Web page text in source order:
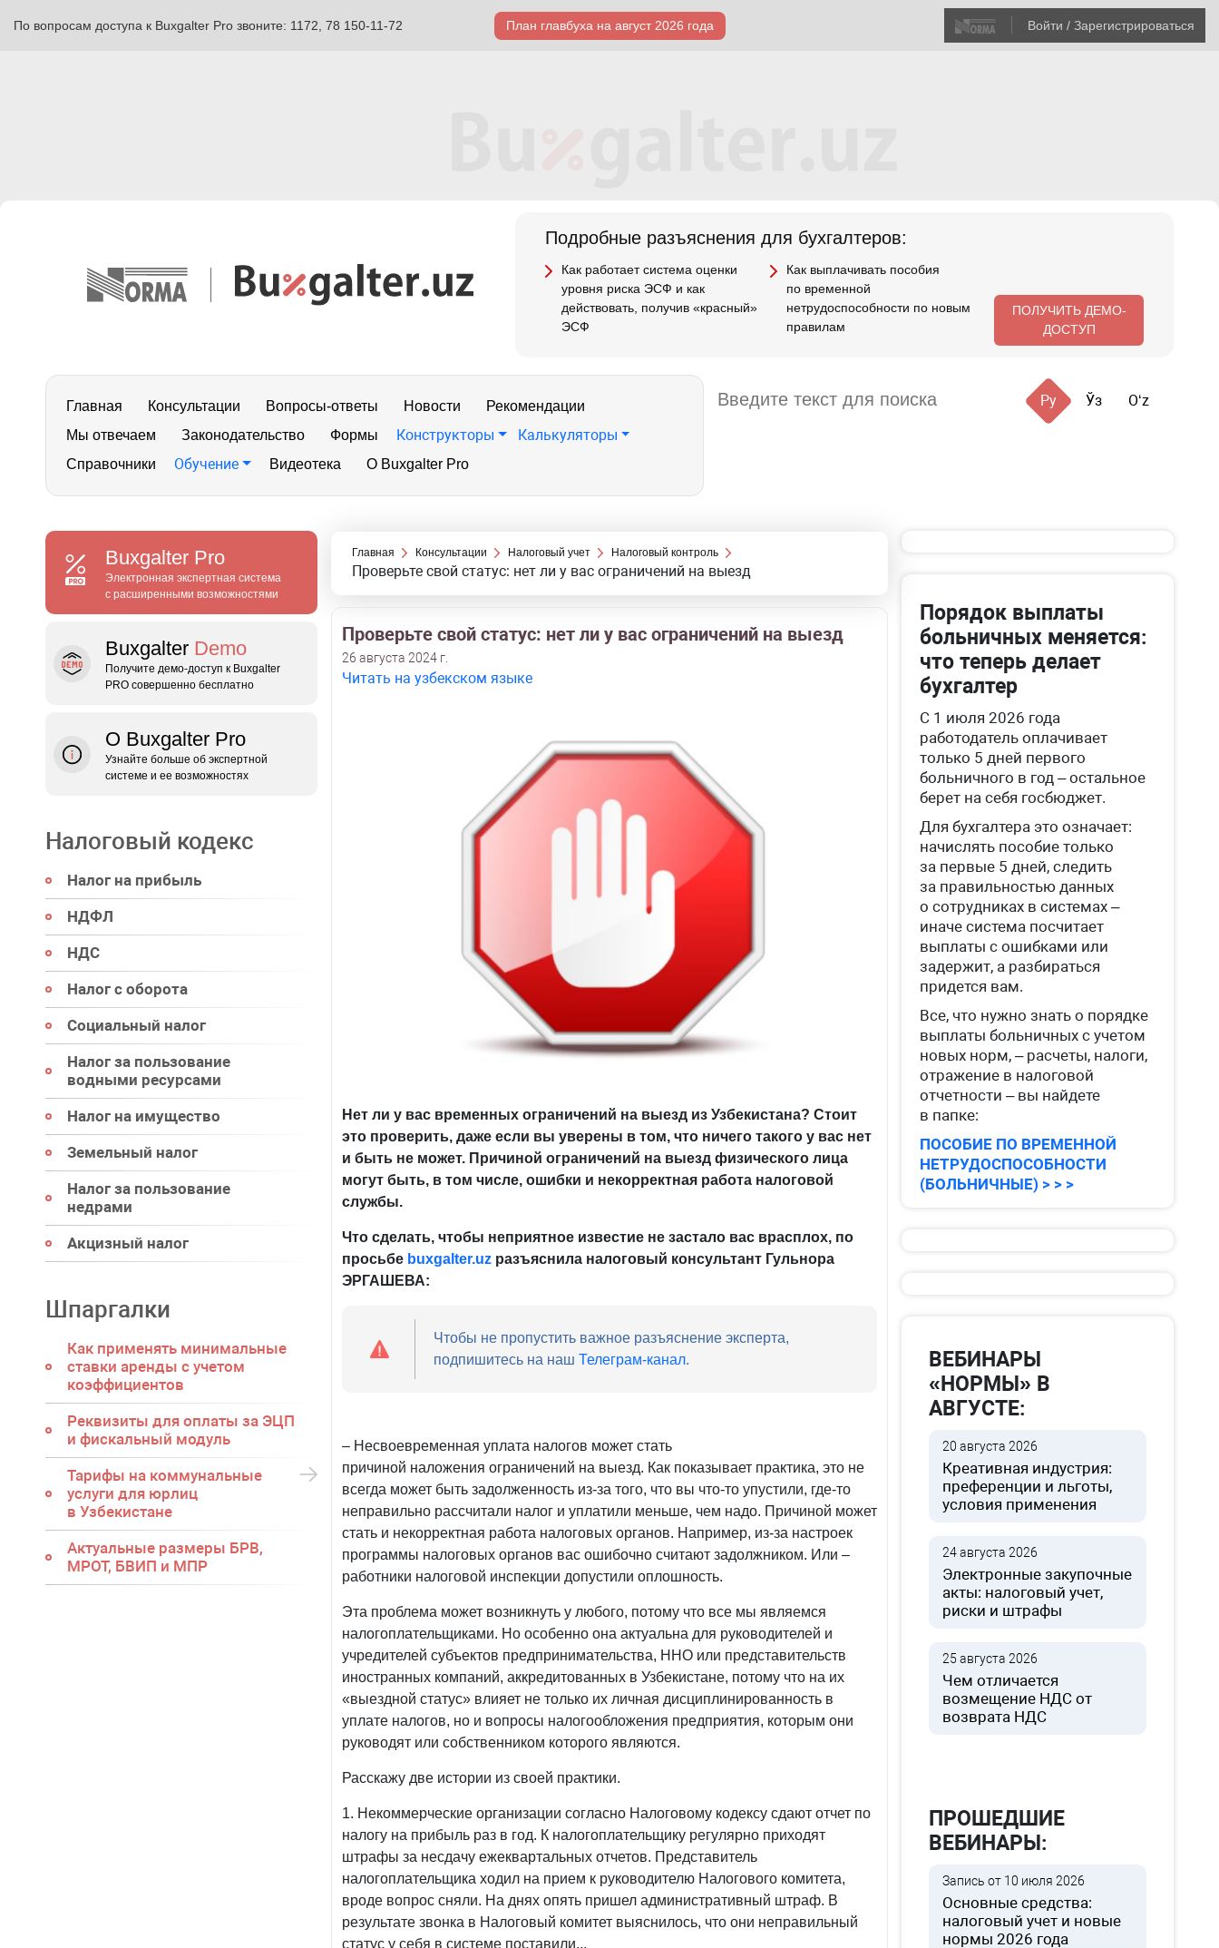
По вопросам доступа к Buxgalter Pro звоните: 1172, 78 150-11-72 План главбуха на август 2026 года Войти / Зарегистрироваться
Подробные разъяснения для бухгалтеров:
Как работает система оценки
уровня риска ЭСФ и как
действовать, получив «красный»
ЭСФ
Как выплачивать пособия
по временной
нетрудоспособности по новым
правилам
ПОЛУЧИТЬ ДЕМО-
ДОСТУП
Главная Консультации Вопросы-ответы Новости
Рекомендации
Мы отвечаем
Законодательство Формы Конструкторы Калькуляторы
Справочники Обучение Видеотека О Buxgalter Pro
Ру Ўз Oʻz
Buxgalter Pro
Электронная экспертная система
с расширенными возможностями
Buxgalter Demo
Получите демо‑доступ к Buxgalter
PRO совершенно бесплатно
О Buxgalter Pro
Узнайте больше об экспертной
системе и ее возможностях
Налоговый кодекс
Налог на прибыль
НДФЛ
НДС
Налог с оборота
Социальный налог
Налог за пользование
водными ресурсами
Налог на имущество
Земельный налог
Налог за пользование
недрами
Акцизный налог
Шпаргалки
Как применять минимальные
ставки аренды с учетом
коэффициентов
Реквизиты для оплаты за ЭЦП
и фискальный модуль
Тарифы на коммунальные
услуги для юрлиц
в Узбекистане
Актуальные размеры БРВ,
МРОТ, БВИП и МПР
Главная Консультации Налоговый учет Налоговый контроль
Проверьте свой статус: нет ли у вас ограничений на выезд
Проверьте свой статус: нет ли у вас ограничений на выезд
26 августа 2024 г.
Читать на узбекском языке
Нет ли у вас временных ограничений на выезд из Узбекистана? Стоит
это проверить, даже если вы уверены в том, что ничего такого у вас нет
и быть не может. Причиной ограничений на выезд физического лица
могут быть, в том числе, ошибки и некорректная работа налоговой
службы.
Что сделать, чтобы неприятное известие не застало вас врасплох, по
просьбе buxgalter.uz разъяснила налоговый консультант Гульнора
ЭРГАШЕВА:
Чтобы не пропустить важное разъяснение эксперта,
подпишитесь на наш Телеграм-канал.
– Несвоевременная уплата налогов может стать
причиной наложения ограничений на выезд. Как показывает практика, это не
всегда может быть задолженность из-за того, что вы что-то упустили, где-то
неправильно рассчитали налог и уплатили меньше, чем надо. Причиной может
стать и некорректная работа налоговых органов. Например, из-за настроек
программы налоговых органов вас ошибочно считают задолжником. Или –
работники налоговой инспекции допустили оплошность.
Эта проблема может возникнуть у любого, потому что все мы являемся
налогоплательщиками. Но особенно она актуальна для руководителей и
учредителей субъектов предпринимательства, ННО или представительств
иностранных компаний, аккредитованных в Узбекистане, потому что на их
«выездной статус» влияет не только их личная дисциплинированность в
уплате налогов, но и вопросы налогообложения предприятия, которым они
руководят или собственником которого являются.
Расскажу две истории из своей практики.
1. Некоммерческие организации согласно Налоговому кодексу сдают отчет по
налогу на прибыль раз в год. К налогоплательщику регулярно приходят
штрафы за несдачу ежеквартальных отчетов. Представитель
налогоплательщика ходил на прием к руководителю Налогового комитета,
вроде вопрос сняли. На днях опять пришел административный штраф. В
результате звонка в Налоговый комитет выяснилось, что они неправильный
статус у себя в системе поставили...
Порядок выплаты
больничных меняется:
что теперь делает
бухгалтер
С 1 июля 2026 года
работодатель оплачивает
только 5 дней первого
больничного в год – остальное
берет на себя госбюджет.
Для бухгалтера это означает:
начислять пособие только
за первые 5 дней, следить
за правильностью данных
о сотрудниках в системах –
иначе система посчитает
выплаты с ошибками или
задержит, а разбираться
придется вам.
Все, что нужно знать о порядке
выплаты больничных с учетом
новых норм, – расчеты, налоги,
отражение в налоговой
отчетности – вы найдете
в папке:
ПОСОБИЕ ПО ВРЕМЕННОЙ
НЕТРУДОСПОСОБНОСТИ
(БОЛЬНИЧНЫЕ) > > >
ВЕБИНАРЫ
«НОРМЫ» В
АВГУСТЕ:
20 августа 2026
Креативная индустрия:
преференции и льготы,
условия применения
24 августа 2026
Электронные закупочные
акты: налоговый учет,
риски и штрафы
25 августа 2026
Чем отличается
возмещение НДС от
возврата НДС
ПРОШЕДШИЕ
ВЕБИНАРЫ:
Запись от 10 июля 2026
Основные средства:
налоговый учет и новые
нормы 2026 года